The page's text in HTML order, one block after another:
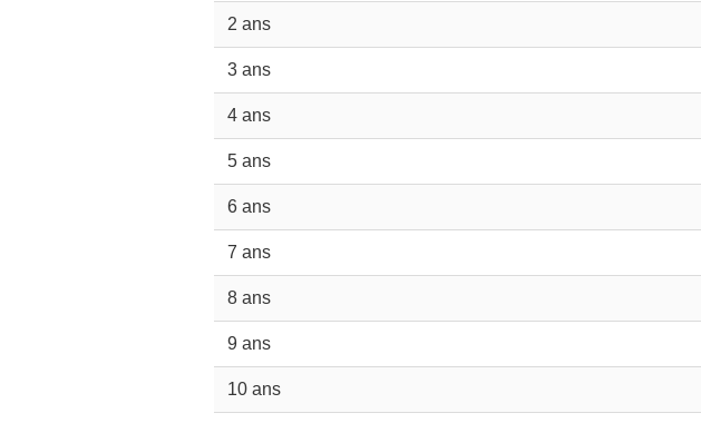
2 ans
3 ans
4 ans
5 ans
6 ans
7 ans
8 ans
9 ans
10 ans